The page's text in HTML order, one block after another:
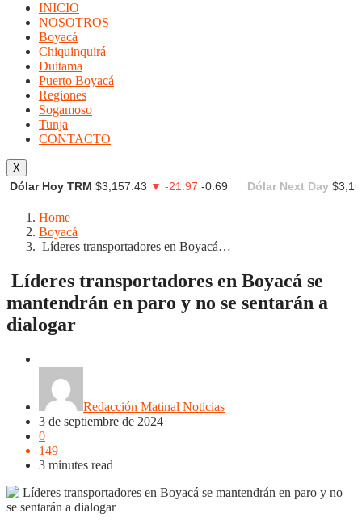
INICIO
NOSOTROS
Boyacá
Chiquinquirá
Duitama
Puerto Boyacá
Regiones
Sogamoso
Tunja
CONTACTO
X
Dólar Hoy TRM $3,157.43 ▼ -21.97 -0.69 Dólar Next Day
Home
Boyacá
Líderes transportadores en Boyacá…
Líderes transportadores en Boyacá se
mantendrán en paro y no se sentarán a
dialogar
Redacción Matinal Noticias
3 de septiembre de 2024
0
149
3 minutes read